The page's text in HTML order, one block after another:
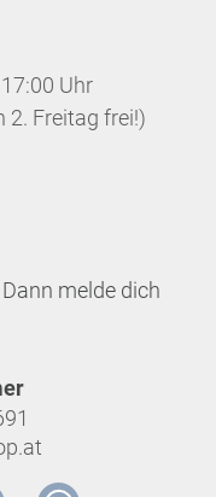
Uhr
2. Freitag frei!)
melde dich